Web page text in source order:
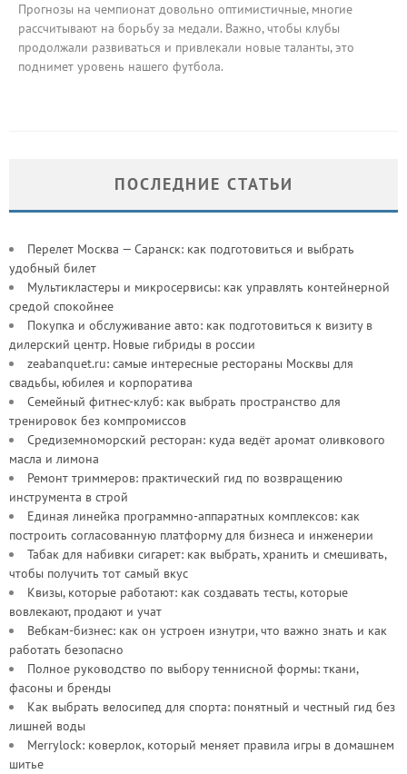
Прогнозы на чемпионат довольно оптимистичные, многие
рассчитывают на борьбу за медали. Важно, чтобы клубы
продолжали развиваться и привлекали новые таланты, это
поднимет уровень нашего футбола.
ПОСЛЕДНИЕ СТАТЬИ
Перелет Москва — Саранск: как подготовиться и выбрать
удобный билет
Мультикластеры и микросервисы: как управлять контейнерной
средой спокойнее
Покупка и обслуживание авто: как подготовиться к визиту в
дилерский центр. Новые гибриды в россии
zeabanquet.ru: самые интересные рестораны Москвы для
свадьбы, юбилея и корпоратива
Семейный фитнес-клуб: как выбрать пространство для
тренировок без компромиссов
Средиземноморский ресторан: куда ведёт аромат оливкового
масла и лимона
Ремонт триммеров: практический гид по возвращению
инструмента в строй
Единая линейка программно-аппаратных комплексов: как
построить согласованную платформу для бизнеса и инженерии
Табак для набивки сигарет: как выбрать, хранить и смешивать,
чтобы получить тот самый вкус
Квизы, которые работают: как создавать тесты, которые
вовлекают, продают и учат
Вебкам-бизнес: как он устроен изнутри, что важно знать и как
работать безопасно
Полное руководство по выбору теннисной формы: ткани,
фасоны и бренды
Как выбрать велосипед для спорта: понятный и честный гид без
лишней воды
Merrylock: коверлок, который меняет правила игры в домашнем
шитье